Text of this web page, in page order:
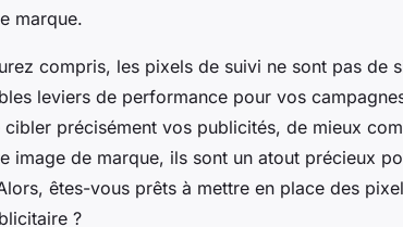
marque.
compris, les pixels de suivi ne sont pas de
leviers de performance pour vos
cibler précisément vos publicités, de mieux
image de marque, ils sont un atout précieux
êtes-vous prêts à mettre en place des
?